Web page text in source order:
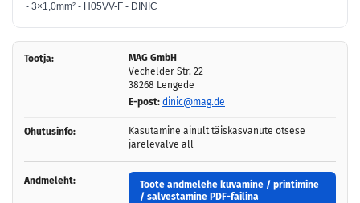
- 3×1,0mm² - H05VV-F - DINIC
Tootja:
MAG GmbH
Vechelder Str. 22
38268 Lengede
E-post: dinic@mag.de
Ohutusinfo:
Kasutamine ainult täiskasvanute otsese
järelevalve all
Andmeleht:
Toote andmelehe kuvamine / printimine
/ salvestamine PDF-failina